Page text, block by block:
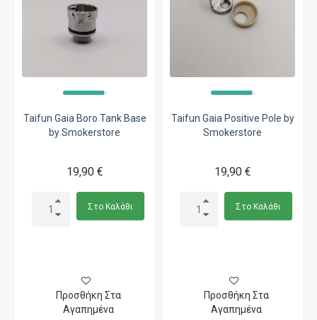
Taifun Gaia Boro Tank Base
by Smokerstore
19,90 €
Στο Καλάθι
Προσθήκη Στα
Αγαπημένα
Taifun Gaia Positive Pole by
Smokerstore
19,90 €
Στο Καλάθι
Προσθήκη Στα
Αγαπημένα